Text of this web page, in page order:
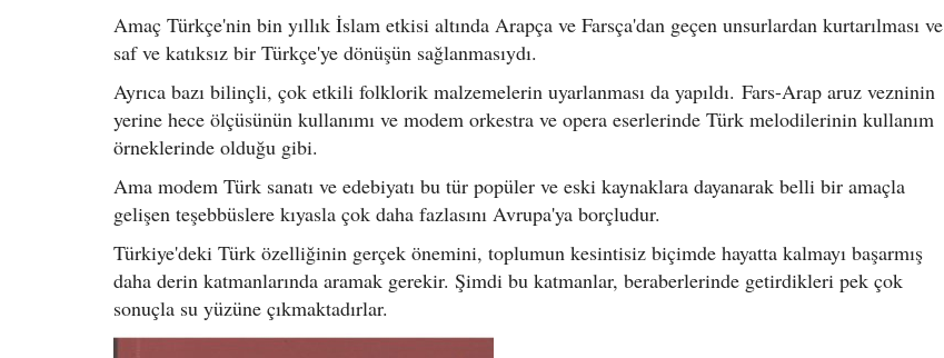
Amaç Türkçe'nin bin yıllık İslam etkisi altında Arapça ve Farsça'dan geçen unsurlardan kurtarılması ve
saf ve katıksız bir Türkçe'ye dönüşün sağlanmasıydı.
Ayrıca bazı bilinçli, çok etkili folklorik malzemelerin uyarlanması da yapıldı. Fars-Arap aruz vezninin
yerine hece ölçüsünün kullanımı ve modem orkestra ve opera eserlerinde Türk melodilerinin kullanım
örneklerinde olduğu gibi.
Ama modem Türk sanatı ve edebiyatı bu tür popüler ve eski kaynaklara dayanarak belli bir amaçla
gelişen teşebbüslere kıyasla çok daha fazlasını Avrupa'ya borçludur.
Türkiye'deki Türk özelliğinin gerçek önemini, toplumun kesintisiz biçimde hayatta kalmayı başarmış
daha derin katmanlarında aramak gerekir. Şimdi bu katmanlar, beraberlerinde getirdikleri pek çok
sonuçla su yüzüne çıkmaktadırlar.